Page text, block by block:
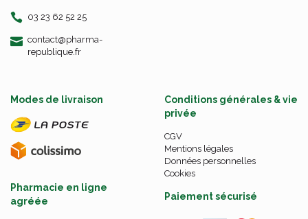
03 23 62 52 25
contact-
@-
pharma-
republique.fr
Modes de livraison
Pharmacie en ligne
agréée
Conditions générales & vie
privée
CGV
Mentions légales
Données personnelles
Cookies
Paiement sécurisé